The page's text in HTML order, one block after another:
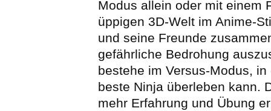
Modus allein oder mit einem
üppigen 3D-Welt im Anime-
und seine Freunde
gefährliche Bedrohung
bestehe im Versus-Modus, in
beste Ninja überleben kann.
mehr Erfahrung und Übung